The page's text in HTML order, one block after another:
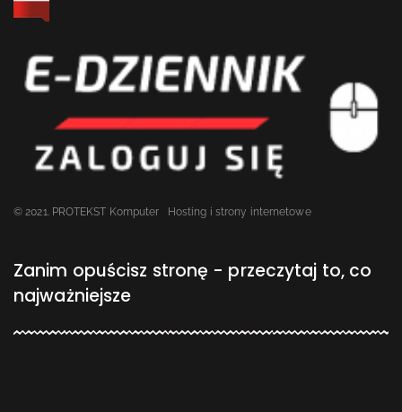
© 2021. PROTEKST Komputer Hosting i strony internetowe
Zanim opuścisz stronę - przeczytaj to, co
najważniejsze